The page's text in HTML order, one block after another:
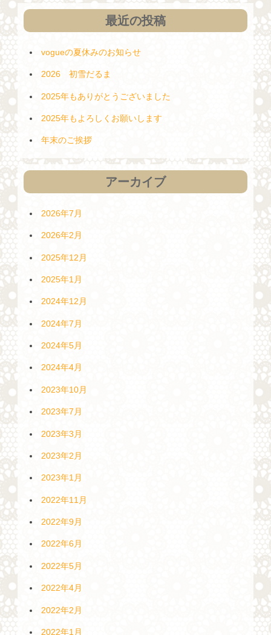
最近の投稿
vogueの夏休みのお知らせ
2026 初雪だるま
2025年もありがとうございました
2025年もよろしくお願いします
年末のご挨拶
アーカイブ
2026年7月
2026年2月
2025年12月
2025年1月
2024年12月
2024年7月
2024年5月
2024年4月
2023年10月
2023年7月
2023年3月
2023年2月
2023年1月
2022年11月
2022年9月
2022年6月
2022年5月
2022年4月
2022年2月
2022年1月